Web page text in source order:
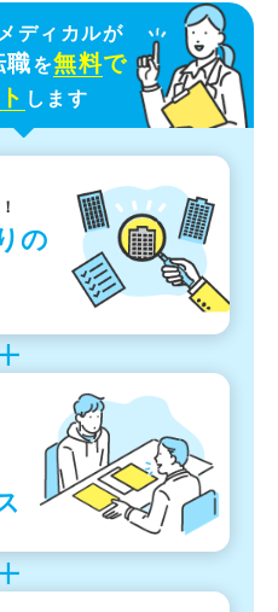
ディカルが
職を無料で
します
の